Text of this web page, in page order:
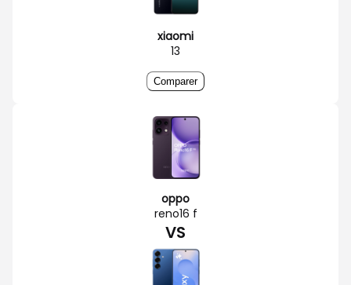
xiaomi
13
Comparer
oppo
reno16 f
VS